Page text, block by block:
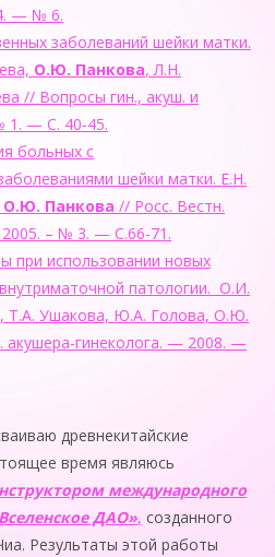
— № 6.
заболеваний шейки матки.
О.Ю. Панкова, Л.Н.
// Вопросы гин., акуш. и
1. — С. 40-45.
больных с
шейки матки. Е.Н.
О.Ю. Панкова // Росс. Вестн.
2005. – № 3. — С.66-71.
при использовании новых
патологии. О.И.
Т.А. Ушакова, Ю.А. Голова, О.Ю.
акушера-гинеколога. — 2008. —
древнекитайские
время являюсь
международного
ДАО», созданного
Результаты этой работы